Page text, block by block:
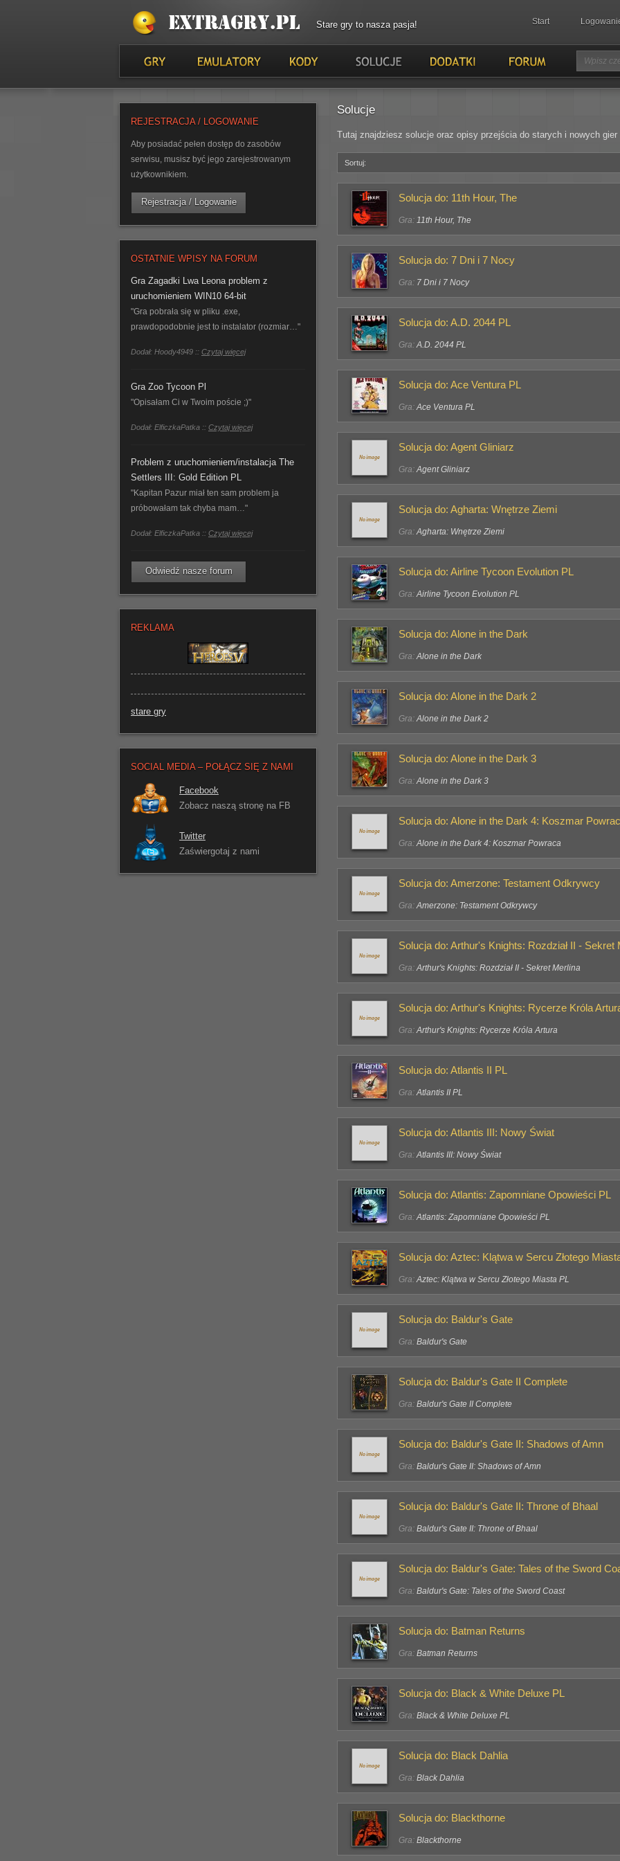
Stare gry to nasza pasja! Start
REJESTRACJA / LOGOWANIE
Aby posiadać pełen dostęp do zasobów
serwisu, musisz być jego zarejestrowanym
użytkownikiem.
Rejestracja / Logowanie
OSTATNIE WPISY NA FORUM
Gra Zagadki Lwa Leona problem z
uruchomieniem WIN10 64-bit
"Gra pobrała się w pliku .exe,
prawdopodobnie jest to instalator (rozmiar…"
Dodał: Hoody4949 :: Czytaj więcej
Gra Zoo Tycoon Pl
"Opisałam Ci w Twoim poście ;)"
Dodał: ElficzkaPatka :: Czytaj więcej
Problem z uruchomieniem/instalacja The
Settlers III: Gold Edition PL
"Kapitan Pazur miał ten sam problem ja
próbowałam tak chyba mam…"
Dodał: ElficzkaPatka :: Czytaj więcej
Odwiedź nasze forum
REKLAMA
stare gry
SOCIAL MEDIA – POŁĄCZ SIĘ Z NAMI
Facebook
Zobacz naszą stronę na FB
Twitter
Zaświergotaj z nami
Solucje
Tutaj znajdziesz solucje oraz opisy przejścia do starych i nowych gier
Sortuj:
Solucja do: 11th Hour, The
Gra: 11th Hour, The
Solucja do: 7 Dni i 7 Nocy
Gra: 7 Dni i 7 Nocy
Solucja do: A.D. 2044 PL
Gra:A.D. 2044 PL
Solucja do: Ace Ventura PL
Gra:Ace Ventura PL
Solucja do: Agent Gliniarz
Gra:Agent Gliniarz
Solucja do: Agharta: Wnętrze Ziemi
Gra:Agharta: Wnętrze Ziemi
Solucja do: Airline Tycoon Evolution PL
Gra:Airline Tycoon Evolution PL
Solucja do: Alone in the Dark
Gra:Alone in the Dark
Solucja do: Alone in the Dark 2
Gra:Alone in the Dark 2
Solucja do: Alone in the Dark 3
Gra:Alone in the Dark 3
Solucja do: Alone in the Dark 4: Koszmar
Gra:Alone in the Dark 4: Koszmar Powraca
Solucja do: Amerzone: Testament Odkrywcy
Gra:Amerzone: Testament Odkrywcy
Solucja do: Arthur's Knights: Rozdział II - Sekret
Gra:Arthur's Knights: Rozdział II - Sekret Merlina
Solucja do: Arthur's Knights: Rycerze Króla
Gra:Arthur's Knights: Rycerze Króla Artura
Solucja do: Atlantis II PL
Gra:Atlantis II PL
Solucja do: Atlantis III: Nowy Świat
Gra:Atlantis III: Nowy Świat
Solucja do: Atlantis: Zapomniane Opowieści PL
Gra:Atlantis: Zapomniane Opowieści PL
Solucja do: Aztec: Klątwa w Sercu Złotego
Gra:Aztec: Klątwa w Sercu Złotego Miasta PL
Solucja do: Baldur's Gate
Gra: Baldur's Gate
Solucja do: Baldur's Gate II Complete
Gra: Baldur's Gate II Complete
Solucja do: Baldur's Gate II: Shadows of Amn
Gra: Baldur's Gate II: Shadows of Amn
Solucja do: Baldur's Gate II: Throne of Bhaal
Gra: Baldur's Gate II: Throne of Bhaal
Solucja do: Baldur's Gate: Tales of the Sword
Gra: Baldur's Gate: Tales of the Sword Coast
Solucja do: Batman Returns
Gra: Batman Returns
Solucja do: Black & White Deluxe PL
Gra: Black & White Deluxe PL
Solucja do: Black Dahlia
Gra: Black Dahlia
Solucja do: Blackthorne
Gra: Blackthorne